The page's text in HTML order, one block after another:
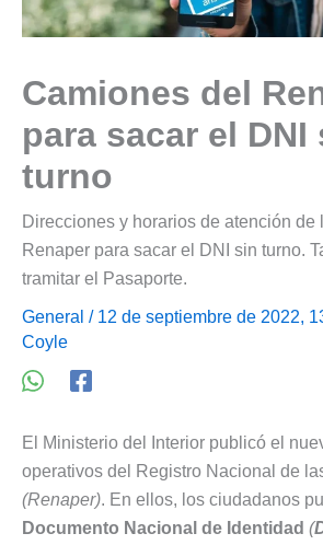
Camiones del
para sacar el DNI
turno
Direcciones y horarios de atención de
Renaper para sacar el DNI sin turno.
tramitar el Pasaporte.
General / 12 de septiembre de 2022,
Coyle
El Ministerio del Interior publicó el
operativos del Registro Nacional de
(Renaper). En ellos, los ciudadanos
Documento Nacional de Identidad (